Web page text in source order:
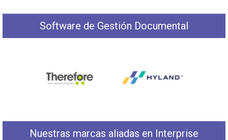
Software de Gestión Documental
Nuestras marcas aliadas en Interprise